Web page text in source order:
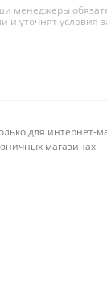
менеджеры
и уточнят условия
для интернет-
магазинах